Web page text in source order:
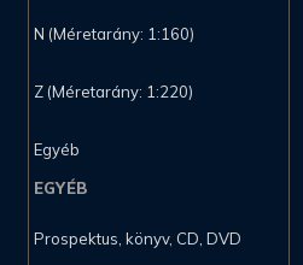
N (Méretarány: 1:160)
Z (Méretarány: 1:220)
Egyéb
EGYÉB
Prospektus, könyv, CD, DVD